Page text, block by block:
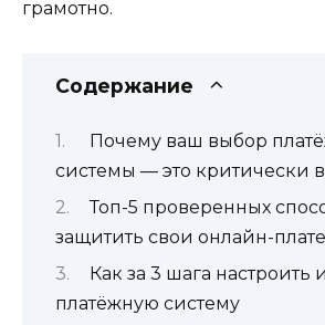
грамотно.
Содержание
Почему ваш выбор
системы — это критически
Топ-5 проверенных
защитить свои онлайн-
Как за 3 шага настроить
платёжную систему